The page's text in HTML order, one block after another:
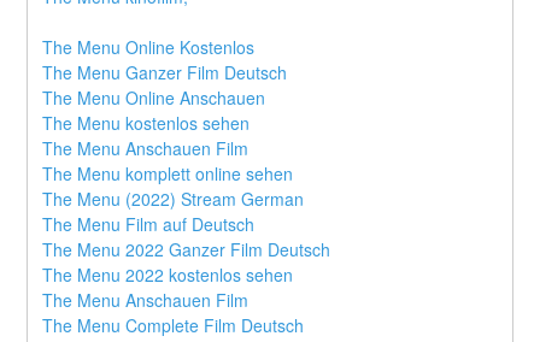
The Menu Online Kostenlos
The Menu Ganzer Film Deutsch
The Menu Online Anschauen
The Menu kostenlos sehen
The Menu Anschauen Film
The Menu komplett online sehen
The Menu (2022) Stream German
The Menu Film auf Deutsch
The Menu 2022 Ganzer Film Deutsch
The Menu 2022 kostenlos sehen
The Menu Anschauen Film
The Menu Complete Film Deutsch